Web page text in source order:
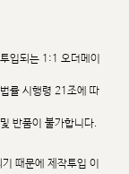
입되는 1:1 오더메이
률 시행령 21조에 따
반품이 불가합니다.
때문에 제작투입 이